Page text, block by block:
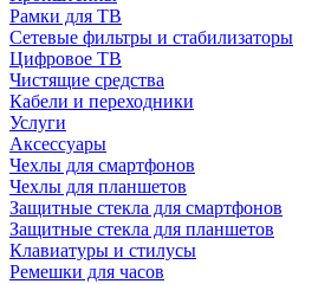
Рамки для ТВ
Сетевые фильтры и стабилизаторы
Цифровое ТВ
Чистящие средства
Кабели и переходники
Услуги
Аксессуары
Чехлы для смартфонов
Чехлы для планшетов
Защитные стекла для смартфонов
Защитные стекла для планшетов
Клавиатуры и стилусы
Ремешки для часов